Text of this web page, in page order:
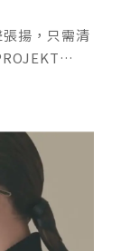
潔方形輪廓
材，讓框型
到最低，卻
矩框5810
構，讓整體
合長時間配
較大鏡框設
重量都保
更開闊、從
揚，只需清
均與各界藝
術。這份純
兒、KOL
味的共同選
與總代理嘉
我們致力於